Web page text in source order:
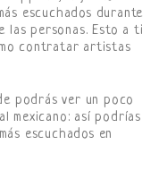
escuchados durante
las personas. Esto a ti
contratar artistas
podrás ver un poco
mexicano: así podrías
escuchados en